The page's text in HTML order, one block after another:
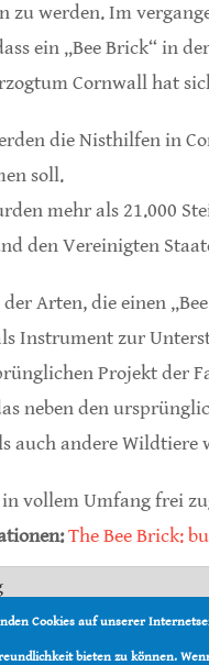
zu werden. Im
ein „Bee Brick“ in
Cornwall hat
die Nisthilfen in
soll.
mehr als 21.000
den Vereinigten
Arten, die einen
Instrument zur
Projekt der
neben den
auch andere Wildtiere
vollem Umfang frei
The Bee Brick:
Falmouth University
Cookies auf unserer
bieten zu können.